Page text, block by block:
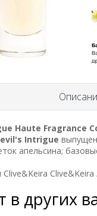
Haute Fragrance
Intrigue
апельсина;
в других